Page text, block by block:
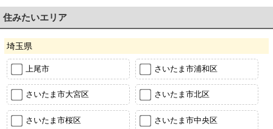
住みたいエリア
埼玉県
上尾市 さいたま市浦和区
さいたま市大宮区 さいたま市北区
さいたま市桜区 さいたま市中央区